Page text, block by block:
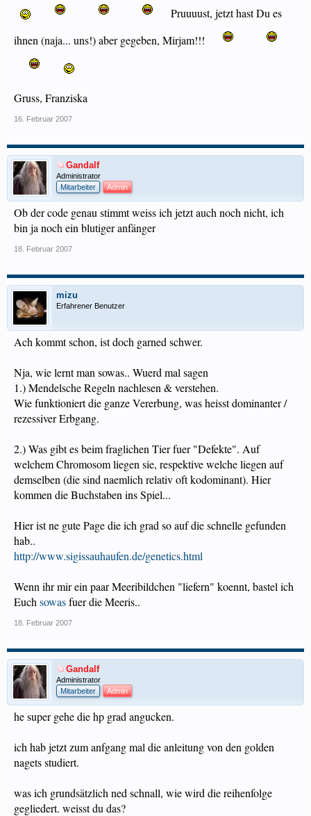
Pruuuust, jetzt hast Du es
ihnen (naja... uns!) aber gegeben, Mirjam!!!
Gruss, Franziska
16. Februar 2007
Gandalf
Administrator
Mitarbeiter
Admin
Ob der code genau stimmt weiss ich jetzt auch noch nicht, ich
bin ja noch ein blutiger anfänger
18. Februar 2007
mizu
Erfahrener Benutzer
Ach kommt schon, ist doch garned schwer.
Nja, wie lernt man sowas.. Wuerd mal sagen
1.) Mendelsche Regeln nachlesen & verstehen.
Wie funktioniert die ganze Vererbung, was heisst dominanter /
rezessiver Erbgang.
2.) Was gibt es beim fraglichen Tier fuer "Defekte". Auf
welchem Chromosom liegen sie, respektive welche liegen auf
demselben (die sind naemlich relativ oft kodominant). Hier
kommen die Buchstaben ins Spiel...
Hier ist ne gute Page die ich grad so auf die schnelle gefunden
hab..
http://www.sigissauhaufen.de/genetics.html
Wenn ihr mir ein paar Meeribildchen "liefern" koennt, bastel ich
Euch sowasfuer die Meeris..
18. Februar 2007
Gandalf
Administrator
Mitarbeiter
Admin
he super gehe die hp grad angucken.
ich hab jetzt zum anfgang mal die anleitung von den golden
nagets studiert.
was ich grundsätzlich ned schnall, wie wird die reihenfolge
gegliedert. weisst du das?